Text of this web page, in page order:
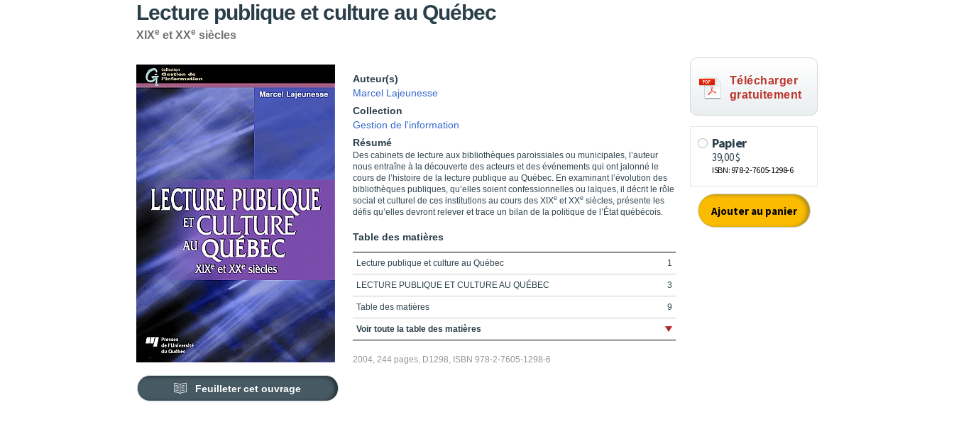
Lecture publique et culture au Québec
XIXe et XXe siècles
Feuilleter cet ouvrage
Auteur(s)
Marcel Lajeunesse
Collection
Gestion de l'information
Résumé
Des cabinets de lecture aux bibliothèques paroissiales ou municipales, l’auteur
nous entraîne à la découverte des acteurs et des événements qui ont jalonné le
cours de l’histoire de la lecture publique au Québec. En examinant l’évolution des
bibliothèques publiques, qu’elles soient confessionnelles ou laïques, il décrit le rôle
social et culturel de ces institutions au cours des XIXe et XXe siècles, présente les
défis qu’elles devront relever et trace un bilan de la politique de l’État québécois.
Table des matières
Lecture publique et culture au Québec 1
LECTURE PUBLIQUE ET CULTURE AU QUÉBEC 3
Table des matières 9
Liste des figures et des tableaux 11
Voir toute la table des matières
2004, 244 pages, D1298, ISBN 978-2-7605-1298-6
Télécharger
gratuitement